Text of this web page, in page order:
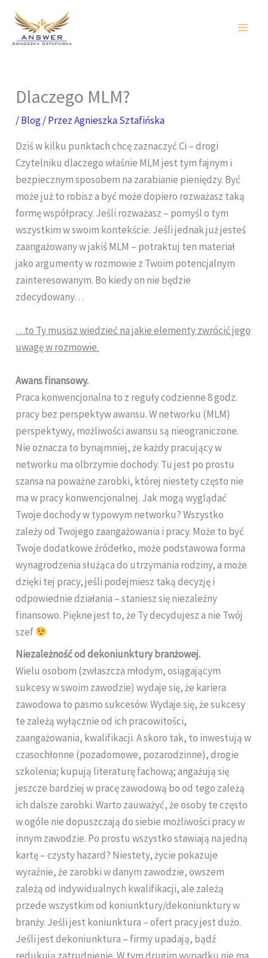
treści
Dlaczego MLM?
/Blog/ PrzezAgnieszka Sztafińska
Dziś w kilku punktach chcę zaznaczyć Ci – drogi
Czytelniku dlaczego właśnie MLM jest tym fajnym i
bezpiecznym sposobem na zarabianie pieniędzy. Być
może już to robisz a być może dopiero rozważasz taką
formę współpracy. Jeśli rozważasz – pomyśl o tym
wszystkim w swoim kontekście. Jeśli jednak już jesteś
zaangażowany w jakiś MLM – potraktuj ten materiał
jako argumenty w rozmowie z Twoim potencjalnym
zainteresowanym. Bo kiedy on nie będzie
zdecydowany…
…to Ty musisz wiedzieć na jakie elementy zwrócić jego
uwagę w rozmowie.
Awans finansowy.
Praca konwencjonalna to z reguły codzienne 8 godz.
pracy bez perspektyw awansu. W networku (MLM)
perspektywy, możliwości awansu są nieograniczone.
Nie oznacza to bynajmniej, że każdy pracujący w
networku ma olbrzymie dochody. Tu jest po prostu
szansa na poważne zarobki, której niestety często nie
ma w pracy konwencjonalnej. Jak mogą wyglądać
Twoje dochody w typowym networku? Wszystko
zależy od Twojego zaangażowania i pracy. Może to być
Twoje dodatkowe źródełko, może podstawowa forma
wynagrodzenia służąca do utrzymania rodziny, a może
dzięki tej pracy, jeśli podejmiesz taką decyzję i
odpowiednie działania – staniesz się niezależny
finansowo. Piękne jest to, że Ty decydujesz a nie Twój
szef
Niezależność od dekoniunktury branżowej.
Wielu osobom (zwłaszcza młodym, osiągającym
sukcesy w swoim zawodzie) wydaje się, że kariera
zawodowa to pasmo sukcesów. Wydaje się, że sukcesy
te zależą wyłącznie od ich pracowitości,
zaangażowania, kwalifikacji. A skoro tak, to inwestują w
czasochłonne (pozadomowe, pozarodzinne), drogie
szkolenia; kupują literaturę fachową; angażują się
jeszcze bardziej w pracę zawodową bo od tego zależą
ich dalsze zarobki. Warto zauważyć, że osoby te często
w ogóle nie dopuszczają do siebie możliwości pracy w
innym zawodzie. Po prostu wszystko stawiają na jedną
kartę – czysty hazard? Niestety, życie pokazuje
wyraźnie, że zarobki w danym zawodzie, owszem
zależą od indywidualnych kwalifikacji, ale zależą
przede wszystkim od koniunktury/dekoniunktury w
branży. Jeśli jest koniunktura – ofert pracy jest dużo.
Jeśli jest dekoniunktura – firmy upadają, bądź